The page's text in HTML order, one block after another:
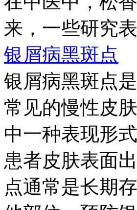
来，一些研究
银屑病黑斑点
银屑病黑斑点
常见的慢性皮
中一种表现形
患者皮肤表面
点通常是长期